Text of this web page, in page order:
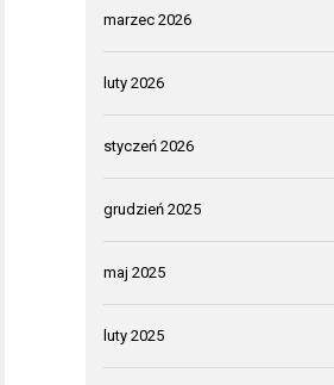
marzec 2026
luty 2026
styczeń 2026
grudzień 2025
maj 2025
luty 2025